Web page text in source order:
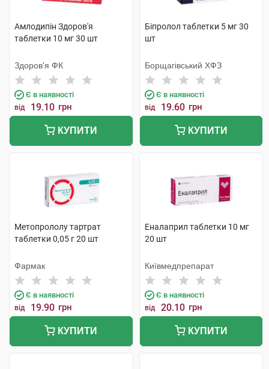
Амлодипін Здоров'я
таблетки 10 мг 30 шт
Здоров'я ФК
Є в наявності
від 19.10 грн
КУПИТИ
Біпролол таблетки 5 мг 30
шт
Борщагівський ХФЗ
Є в наявності
від 19.60 грн
КУПИТИ
Метопрололу тартрат
таблетки 0,05 г 20 шт
Фармак
Є в наявності
від 19.90 грн
КУПИТИ
Еналаприл таблетки 10 мг
20 шт
Київмедпрепарат
Є в наявності
від 20.10 грн
КУПИТИ